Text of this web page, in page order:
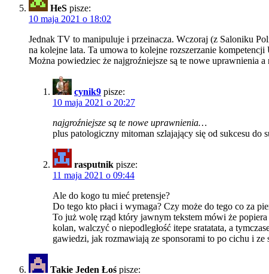
HeS pisze:
10 maja 2021 o 18:02
Jednak TV to manipuluje i przeinacza. Wczoraj (z Saloniku
na kolejne lata. Ta umowa to kolejne rozszerzanie
Można powiedziec że najgroźniejsze są te nowe uprawnienia
cynik9 pisze:
10 maja 2021 o 20:27
najgroźniejsze są te nowe uprawnienia…
plus patologiczny mitoman szlajający się od sukcesu do
rasputnik pisze:
11 maja 2021 o 09:44
Ale do kogo tu mieć pretensje?
Do tego kto płaci i wymaga? Czy może do tego co za
To już wolę rząd który jawnym tekstem mówi że
kolan, walczyć o niepodległość itepe sratatata, a
gawiedzi, jak rozmawiają ze sponsorami to po cichu i ze
Takie Jeden Łoś pisze: